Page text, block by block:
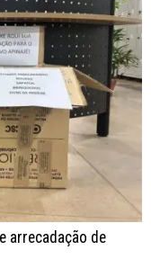
arrecadação de